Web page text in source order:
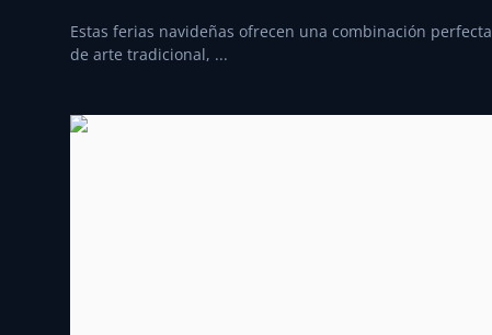
Estas ferias navideñas ofrecen una combinación perfecta
de arte tradicional, ...